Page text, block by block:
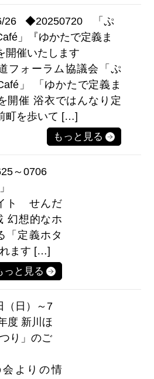
26
◆20250720 「ぷ
」『ゆかたで定義ま
開催いたします
フォーラム協議会「ぷ
」 「ゆかたで定義ま
開催 浴衣ではんなり定
町を歩いて […]
もっと見る
～0706
ト せんだ
幻想的なホ
「定義ホタ
ます […]
っと見る
（日）～7
度 新川ほ
り」のご
会よりの情